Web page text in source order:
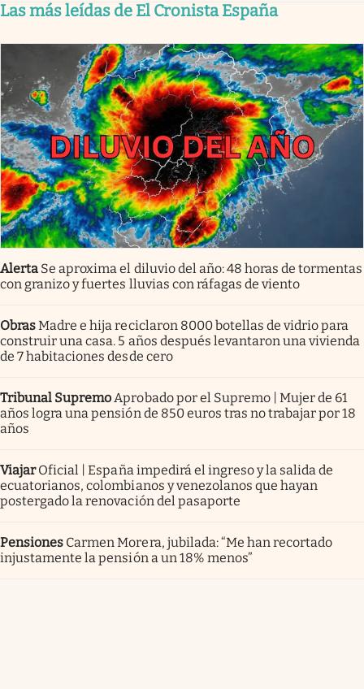
Las más leídas de El Cronista España
Alerta Se aproxima el diluvio del año: 48 horas de tormentas
con granizo y fuertes lluvias con ráfagas de viento
ObrasMadre e hija reciclaron 8000 botellas de vidrio para
construir una casa. 5 años después levantaron una vivienda
de 7 habitaciones desde cero
Tribunal SupremoAprobado por el Supremo | Mujer de 61
años logra una pensión de 850 euros tras no trabajar por 18
años
Viajar Oficial | España impedirá el ingreso y la salida de
ecuatorianos, colombianos y venezolanos que hayan
postergado la renovación del pasaporte
Pensiones Carmen Morera, jubilada: “Me han recortado
injustamente la pensión a un 18% menos”